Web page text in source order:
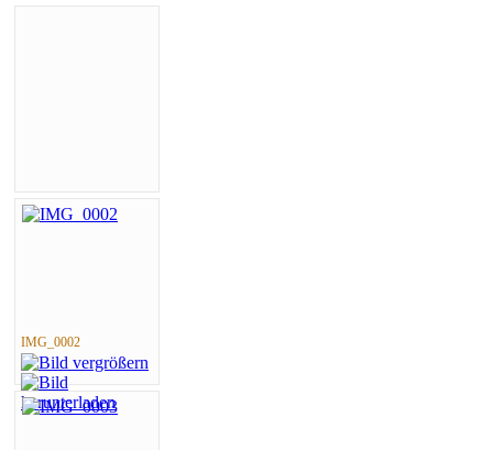
IMG_0002